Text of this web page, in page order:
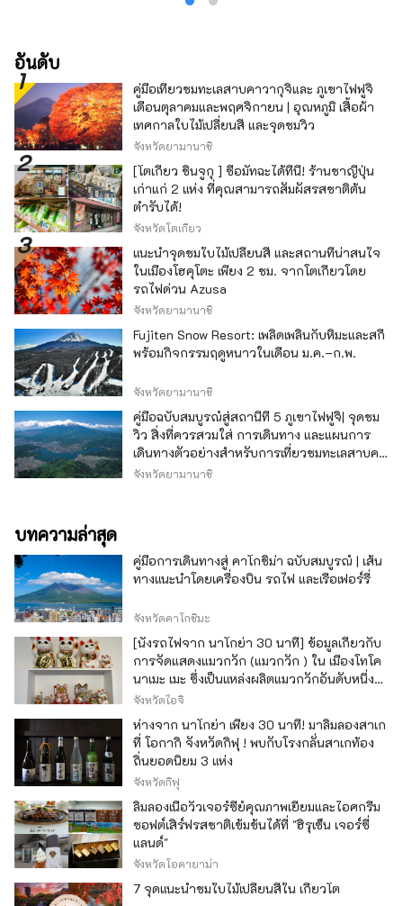
อันดับ
คู่มือเที่ยวชมทะเลสาบคาวากุจิและ ภูเขาไฟฟูจิ
เดือนตุลาคมและพฤศจิกายน | อุณหภูมิ เสื้อผ้า
เทศกาลใบไม้เปลี่ยนสี และจุดชมวิว
จังหวัดยามานาชิ
[โตเกียว ชินจูกุ ] ซื้อมัทฉะได้ที่นี่! ร้านชาญี่ปุ่น
เก่าแก่ 2 แห่ง ที่คุณสามารถสัมผัสรสชาติต้น
ตำรับได้!
จังหวัดโตเกียว
แนะนำจุดชมใบไม้เปลี่ยนสี และสถานที่น่าสนใจ
ในเมืองโฮคุโตะ เพียง 2 ชม. จากโตเกียวโดย
รถไฟด่วน Azusa
จังหวัดยามานาชิ
Fujiten Snow Resort: เพลิดเพลินกับหิมะและสกี
พร้อมกิจกรรมฤดูหนาวในเดือน ม.ค.–ก.พ.
จังหวัดยามานาชิ
คู่มือฉบับสมบูรณ์สู่สถานีที่ 5 ภูเขาไฟฟูจิ| จุดชม
วิว สิ่งที่ควรสวมใส่ การเดินทาง และแผนการ
เดินทางตัวอย่างสำหรับการเที่ยวชมทะเลสาบคา
วากุจิ
จังหวัดยามานาชิ
บทความล่าสุด
คู่มือการเดินทางสู่ คาโกชิม่า ฉบับสมบูรณ์ | เส้น
ทางแนะนำโดยเครื่องบิน รถไฟ และเรือเฟอร์รี่
จังหวัดคาโกชิมะ
[นั่งรถไฟจาก นาโกย่า 30 นาที] ข้อมูลเกี่ยวกับ
การจัดแสดงแมวกวัก (แมวกวัก ) ใน เมืองโทโค
นาเมะ เมะ ซึ่งเป็นแหล่งผลิตแมวกวักอันดับหนึ่ง
ของญี่ปุ่น
จังหวัดไอจิ
ห่างจาก นาโกย่า เพียง 30 นาที! มาลิ้มลองสาเก
ที่ โอกากิ จังหวัดกิฟุ ! พบกับโรงกลั่นสาเกท้อง
ถิ่นยอดนิยม 3 แห่ง
จังหวัดกิฟุ
ลิ้มลองเนื้อวัวเจอร์ซีย์คุณภาพเยี่ยมและไอศกรีม
ซอฟต์เสิร์ฟรสชาติเข้มข้นได้ที่ "ฮิรุเซ็น เจอร์ซี่
แลนด์"
จังหวัดโอคายาม่า
7 จุดแนะนำชมใบไม้เปลี่ยนสีใน เกียวโต